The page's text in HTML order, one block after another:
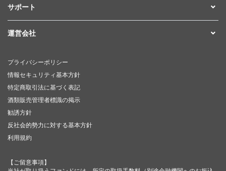
サポート
運営会社
プライバシーポリシー
情報セキュリティ基本方針
特定商取引法に基づく表記
酒類販売管理者標識の掲示
勧誘方針
反社会的勢力に対する基本方針
利用規約
【ご留意事項】